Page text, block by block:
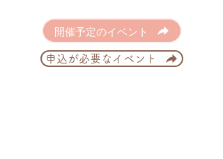
開催予定のイベント
申込が必要なイベント